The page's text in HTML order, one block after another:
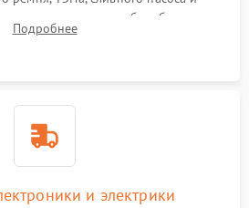
подшипников барабана и
а манжеты люка на разрывы.
Подробнее
и электрики